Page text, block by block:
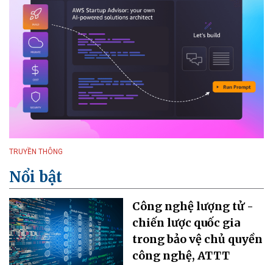
TRUYỀN THÔNG
Nổi bật
Công nghệ lượng tử -
chiến lược quốc gia
trong bảo vệ chủ quyền
công nghệ, ATTT